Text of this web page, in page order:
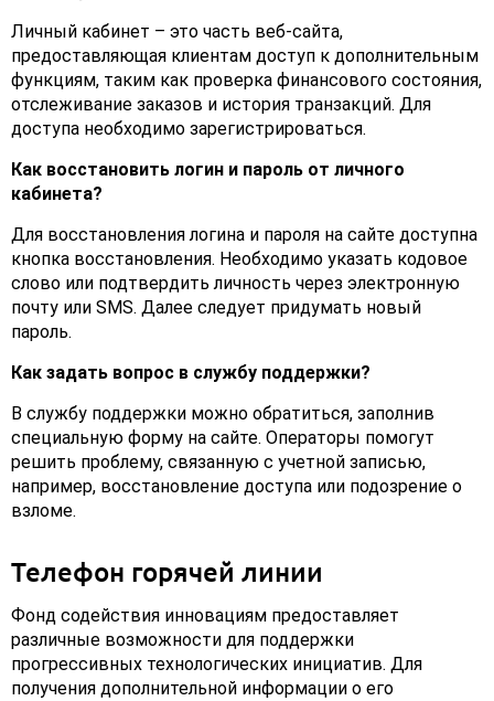
Личный кабинет – это часть веб-сайта,
предоставляющая клиентам доступ к дополнительным
функциям, таким как проверка финансового состояния,
отслеживание заказов и история транзакций. Для
доступа необходимо зарегистрироваться.
Как восстановить логин и пароль от личного
кабинета?
Для восстановления логина и пароля на сайте доступна
кнопка восстановления. Необходимо указать кодовое
слово или подтвердить личность через электронную
почту или SMS. Далее следует придумать новый
пароль.
Как задать вопрос в службу поддержки?
В службу поддержки можно обратиться, заполнив
специальную форму на сайте. Операторы помогут
решить проблему, связанную с учетной записью,
например, восстановление доступа или подозрение о
взломе.
Телефон горячей линии
Фонд содействия инновациям предоставляет
различные возможности для поддержки
прогрессивных технологических инициатив. Для
получения дополнительной информации о его